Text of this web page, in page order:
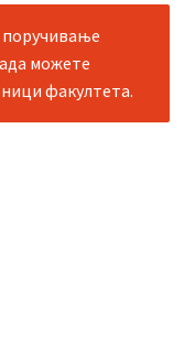
поручивање
можете
факултета.